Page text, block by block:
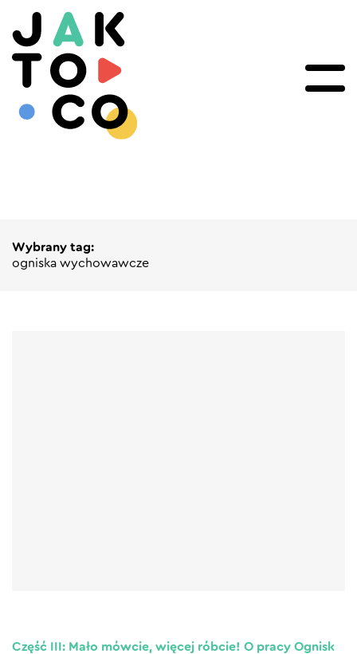
Wybrany tag:
ogniska wychowawcze
Część III: Mało mówcie, więcej róbcie! O pracy Ognisk